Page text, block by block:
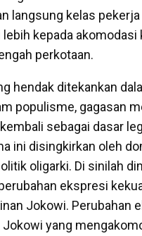
langsung kelas
lebih kepada akomodasi
perkotaan.
hendak ditekankan
populisme, gagasan
sebagai dasar
ini disingkirkan oleh
oligarki. Di sinilah
ekspresi
Jokowi. Perubahan
Jokowi yang